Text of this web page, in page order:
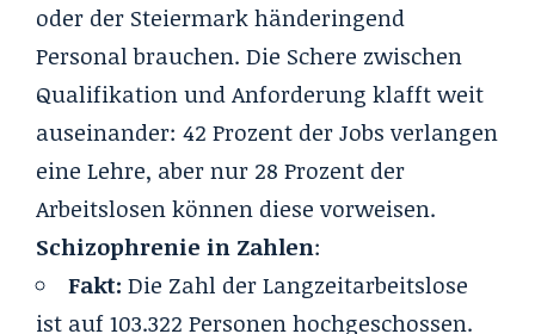
oder der Steiermark händeringend
Personal brauchen. Die Schere zwischen
Qualifikation und Anforderung klafft weit
auseinander: 42 Prozent der Jobs verlangen
eine Lehre, aber nur 28 Prozent der
Arbeitslosen können diese vorweisen.
Schizophrenie in Zahlen:
Fakt: Die Zahl der Langzeitarbeitslose
ist auf 103.322 Personen hochgeschossen.